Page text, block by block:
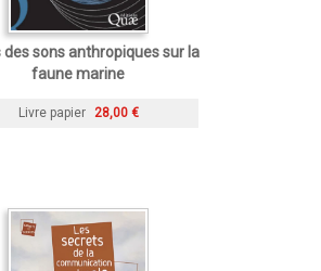
sons anthropiques sur la
faune marine
Livre papier 28,00 €